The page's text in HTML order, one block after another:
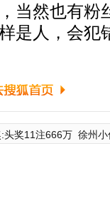
当然也有粉
是人，会犯
头奖11注666万 徐州